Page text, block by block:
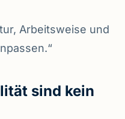
Arbeitsweise und
sind kein